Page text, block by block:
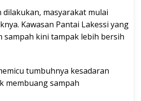
dilakukan, masyarakat mulai
Kawasan Pantai Lakessi yang
sampah kini tampak lebih bersih
tumbuhnya kesadaran
membuang sampah